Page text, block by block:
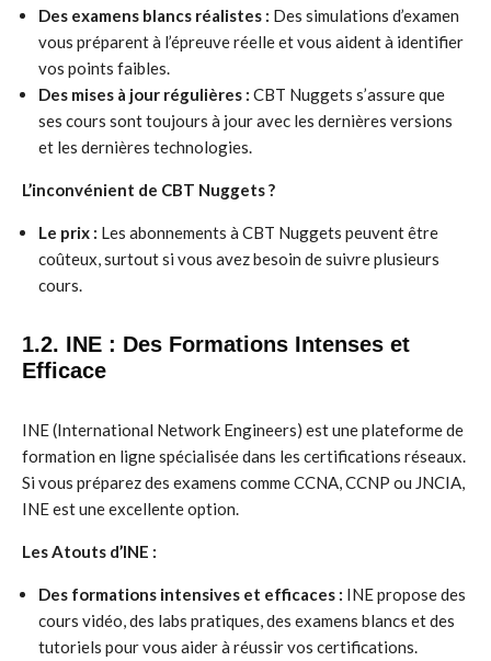
Des examens blancs réalistes : Des simulations d’examen
vous préparent à l’épreuve réelle et vous aident à identifier
vos points faibles.
Des mises à jour régulières : CBT Nuggets s’assure que
ses cours sont toujours à jour avec les dernières versions
et les dernières technologies.
L’inconvénient de CBT Nuggets ?
Le prix : Les abonnements à CBT Nuggets peuvent être
coûteux, surtout si vous avez besoin de suivre plusieurs
cours.
1.2. INE : Des Formations Intenses et
Efficace
INE (International Network Engineers) est une plateforme de
formation en ligne spécialisée dans les certifications réseaux.
Si vous préparez des examens comme CCNA, CCNP ou JNCIA,
INE est une excellente option.
Les Atouts d’INE :
Des formations intensives et efficaces : INE propose des
cours vidéo, des labs pratiques, des examens blancs et des
tutoriels pour vous aider à réussir vos certifications.